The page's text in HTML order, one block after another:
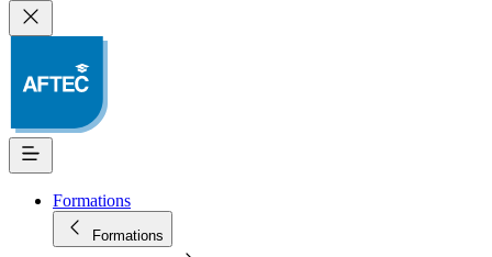
Formations
Formations